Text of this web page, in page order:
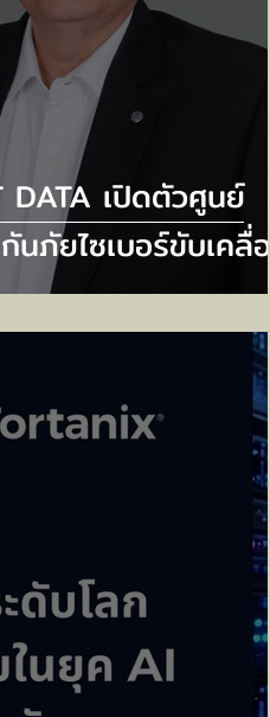
DATA เปิดตัวศูนย์
ภัยไซเบอร์ขับเคลื่อน
AI ใหม่ 6 แห่ง ยก
วามปลอดภัยไซเบอร์
ภัยคุกคามยุค AI